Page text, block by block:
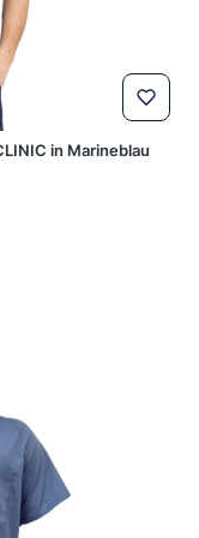
in Marineblau